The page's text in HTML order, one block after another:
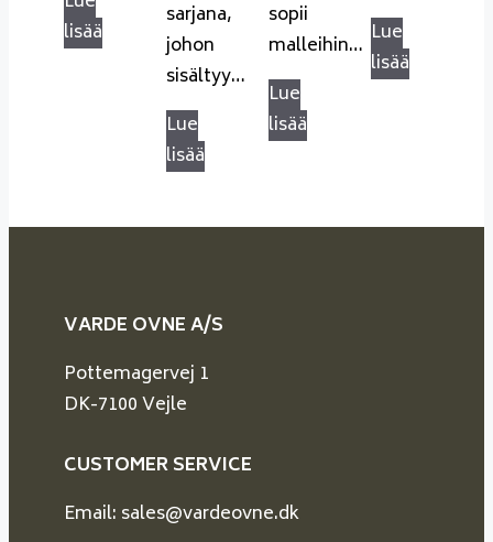
lisää
sarjana,
johon
sisältyy…
Lue
lisää
sopii
malleihin…
Lue
lisää
Lue
lisää
VARDE OVNE A/S
Pottemagervej 1
DK-7100 Vejle
CUSTOMER SERVICE
Email: sales@vardeovne.dk